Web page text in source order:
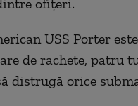
USS Porter
de rachete, patru
distrugă orice